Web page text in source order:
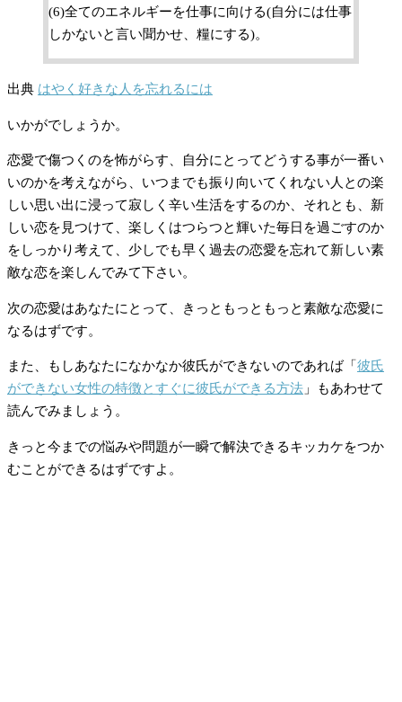
(6)全てのエネルギーを仕事に向ける(自分には仕事
しかないと言い聞かせ、糧にする)。
出典 はやく好きな人を忘れるには
いかがでしょうか。
恋愛で傷つくのを怖がらす、自分にとってどうする事が一番い
いのかを考えながら、いつまでも振り向いてくれない人との楽
しい思い出に浸って寂しく辛い生活をするのか、それとも、新
しい恋を見つけて、楽しくはつらつと輝いた毎日を過ごすのか
をしっかり考えて、少しでも早く過去の恋愛を忘れて新しい素
敵な恋を楽しんでみて下さい。
次の恋愛はあなたにとって、きっともっともっと素敵な恋愛に
なるはずです。
また、もしあなたになかなか彼氏ができないのであれば「 彼氏
ができない女性の特徴とすぐに彼氏ができる方法 」もあわせて
読んでみましょう。
きっと今までの悩みや問題が一瞬で解決できるキッカケをつか
むことができるはずですよ。